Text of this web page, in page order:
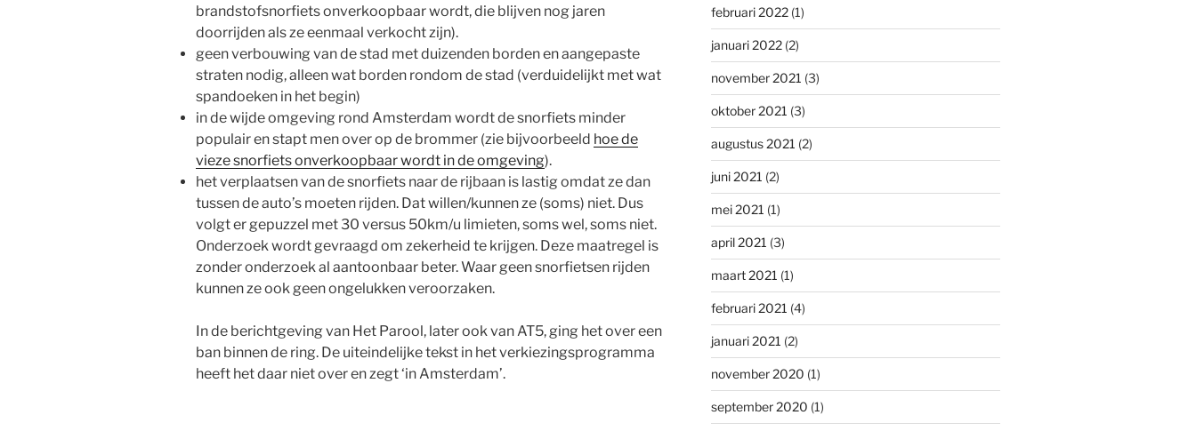
brandstofsnorfiets onverkoopbaar wordt, die blijven nog jaren
doorrijden als ze eenmaal verkocht zijn).
geen verbouwing van de stad met duizenden borden en aangepaste
straten nodig, alleen wat borden rondom de stad (verduidelijkt met wat
spandoeken in het begin)
in de wijde omgeving rond Amsterdam wordt de snorfiets minder
populair en stapt men over op de brommer (zie bijvoorbeeld hoe de
vieze snorfiets onverkoopbaar wordt in de omgeving).
het verplaatsen van de snorfiets naar de rijbaan is lastig omdat ze dan
tussen de auto’s moeten rijden. Dat willen/kunnen ze (soms) niet. Dus
volgt er gepuzzel met 30 versus 50km/u limieten, soms wel, soms niet.
Onderzoek wordt gevraagd om zekerheid te krijgen. Deze maatregel is
zonder onderzoek al aantoonbaar beter. Waar geen snorfietsen rijden
kunnen ze ook geen ongelukken veroorzaken.
In de berichtgeving van Het Parool, later ook van AT5, ging het over een
ban binnen de ring. De uiteindelijke tekst in het verkiezingsprogramma
heeft het daar niet over en zegt ‘in Amsterdam’.
februari 2022(1)
januari 2022(2)
november 2021 (3)
oktober 2021 (3)
augustus 2021 (2)
juni 2021 (2)
mei 2021 (1)
april 2021 (3)
maart 2021 (1)
februari 2021 (4)
januari 2021 (2)
november 2020 (1)
september 2020 (1)